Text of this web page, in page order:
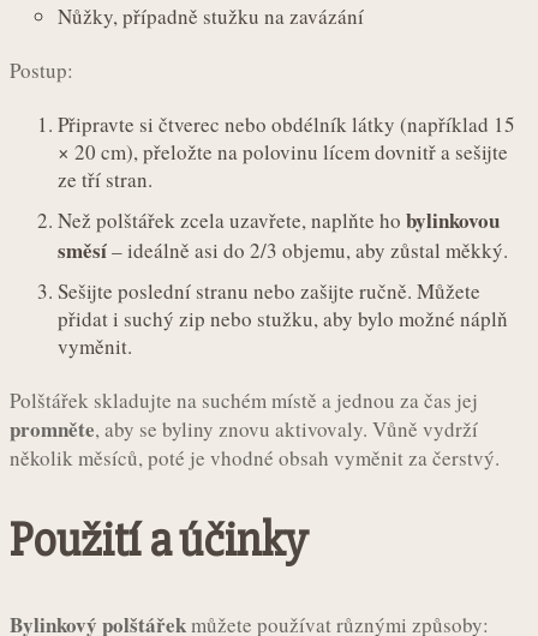
Nůžky, případně stužku na zavázání
Postup:
Připravte si čtverec nebo obdélník látky (například 15
× 20 cm), přeložte na polovinu lícem dovnitř a sešijte
ze tří stran.
Než polštářek zcela uzavřete, naplňte ho bylinkovou
směsí– ideálně asi do 2/3 objemu, aby zůstal měkký.
Sešijte poslední stranu nebo zašijte ručně. Můžete
přidat i suchý zip nebo stužku, aby bylo možné náplň
vyměnit.
Polštářek skladujte na suchém místě a jednou za čas jej
promněte, aby se byliny znovu aktivovaly. Vůně vydrží
několik měsíců, poté je vhodné obsah vyměnit za čerstvý.
Použití a účinky
Bylinkový polštářekmůžete používat různými způsoby: